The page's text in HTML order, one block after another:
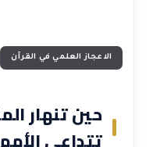
الاعجاز العلمي في القرآن
حين تنهار